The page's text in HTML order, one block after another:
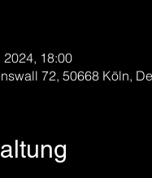
18:00
72, 50668 Köln,